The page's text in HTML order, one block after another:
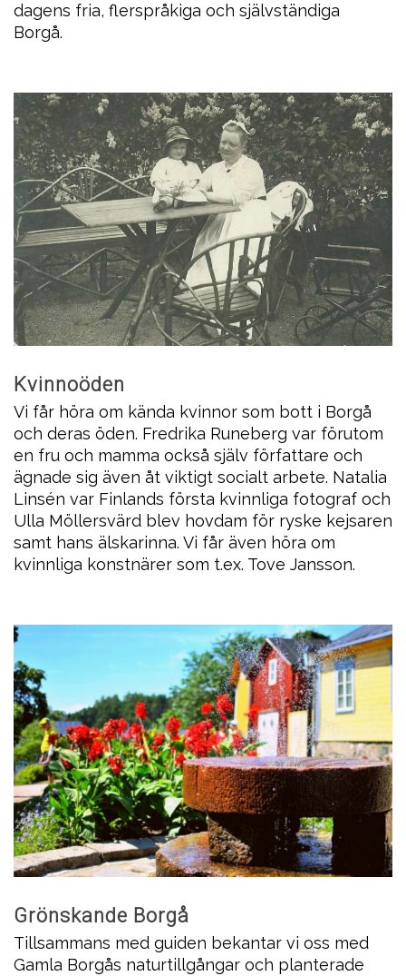
dagens fria, flerspråkiga och självständiga
Borgå.
Kvinnoöden
Vi får höra om kända kvinnor som bott i Borgå
och deras öden. Fredrika Runeberg var förutom
en fru och mamma också själv författare och
ägnade sig även åt viktigt socialt arbete. Natalia
Linsén var Finlands första kvinnliga fotograf och
Ulla Möllersvärd blev hovdam för ryske kejsaren
samt hans älskarinna. Vi får även höra om
kvinnliga konstnärer som t.ex. Tove Jansson.
Grönskande Borgå
Tillsammans med guiden bekantar vi oss med
Gamla Borgås naturtillgångar och planterade